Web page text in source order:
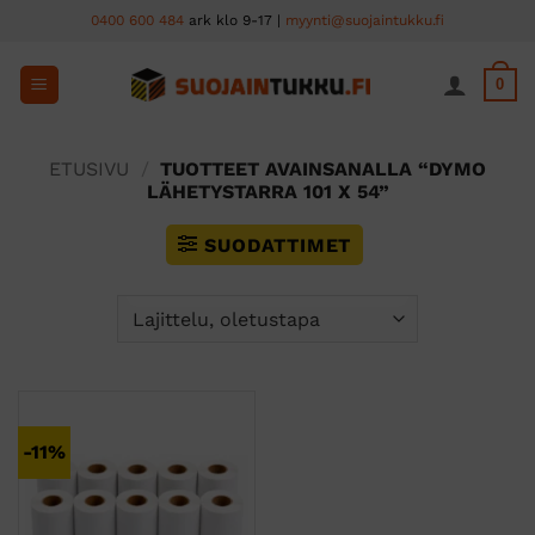
content
0400 600 484 ark klo 9-17 | myynti@suojaintukku.fi
0
ETUSIVU
TUOTTEET AVAINSANALLA “DYMO
LÄHETYSTARRA 101 X 54”
SUODATTIMET
-11%